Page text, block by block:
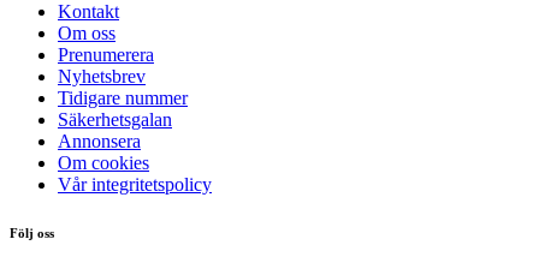
Kontakt
Om oss
Prenumerera
Nyhetsbrev
Tidigare nummer
Säkerhetsgalan
Annonsera
Om cookies
Vår integritetspolicy
Följ oss